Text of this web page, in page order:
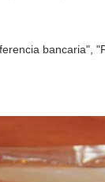
bancaria",